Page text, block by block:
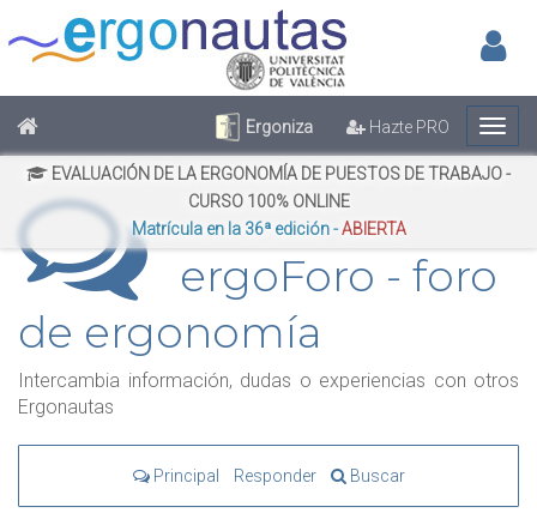
Ergoniza Hazte PRO
EVALUACIÓN DE LA ERGONOMÍA DE PUESTOS DE TRABAJO -
CURSO 100% ONLINE
Matrícula en la 36ª edición -ABIERTA
ergoForo - foro
de ergonomía
Intercambia información, dudas o experiencias con otros
Ergonautas
Principal Responder Buscar